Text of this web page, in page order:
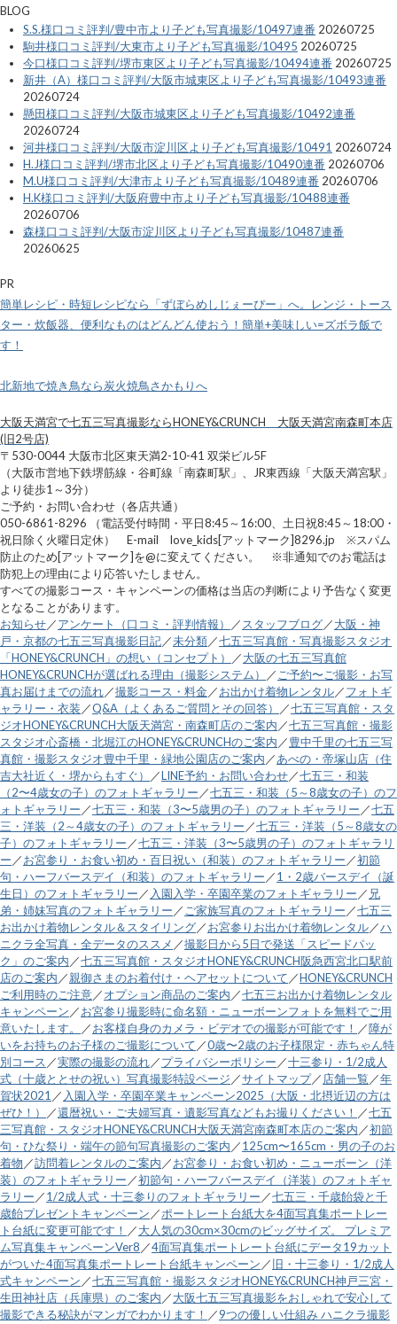
BLOG
S.S.様口コミ評判/豊中市より子ども写真撮影/10497連番 20260725
駒井様口コミ評判/大東市より子ども写真撮影/10495 20260725
今口様口コミ評判/堺市東区より子ども写真撮影/10494連番 20260725
新井（A）様口コミ評判/大阪市城東区より子ども写真撮影/10493連番
20260724
懸田様口コミ評判/大阪市城東区より子ども写真撮影/10492連番
20260724
河井様口コミ評判/大阪市淀川区より子ども写真撮影/10491 20260724
H.J様口コミ評判/堺市北区より子ども写真撮影/10490連番 20260706
M.U様口コミ評判/大津市より子ども写真撮影/10489連番 20260706
H.K様口コミ評判/大阪府豊中市より子ども写真撮影/10488連番
20260706
森様口コミ評判/大阪市淀川区より子ども写真撮影/10487連番
20260625
PR
簡単レシピ・時短レシピなら「ずぼらめしじぇーぴー」へ。レンジ・トース
ター・炊飯器、便利なものはどんどん使おう！簡単+美味しい=ズボラ飯で
す！
北新地で焼き鳥なら炭火焼鳥さかもりへ
大阪天満宮で七五三写真撮影ならHONEY&CRUNCH 大阪天満宮南森町本店
(旧2号店)
〒530-0044 大阪市北区東天満2-10-41 双栄ビル5F
（大阪市営地下鉄堺筋線・谷町線「南森町駅」、JR東西線「大阪天満宮駅」
より徒歩1～3分）
ご予約・お問い合わせ（各店共通）
050-6861-8296 （電話受付時間・平日8:45～16:00、土日祝8:45～18:00・
祝日除く火曜日定休） E-mail love_kids[アットマーク]8296.jp ※スパム
防止のため[アットマーク]を@に変えてください。 ※非通知でのお電話は
防犯上の理由により応答いたしません。
すべての撮影コース・キャンペーンの価格は当店の判断により予告なく変更
となることがあります。
お知らせ／アンケート（口コミ・評判情報） ／ スタッフブログ／大阪・神
戸・京都の七五三写真撮影日記／未分類／七五三写真館・写真撮影スタジオ
「HONEY&CRUNCH」の想い（コンセプト）
／大阪の七五三写真館
HONEY&CRUNCHが選ばれる理由（撮影システム）
／ ご予約〜ご撮影・お写
真お届けまでの流れ／撮影コース・料金／お出かけ着物レンタル／フォトギ
ャラリー・衣装 ／Q&A（よくあるご質問とその回答） ／七五三写真館・スタ
ジオHONEY&CRUNCH大阪天満宮・南森町店のご案内 ／七五三写真館・撮影
スタジオ心斎橋・北堀江のHONEY&CRUNCHのご案内 ／豊中千里の七五三写
真館・撮影スタジオ豊中千里・緑地公園店のご案内 ／あべの・帝塚山店（住
吉大社近く・堺からもすぐ）
／LINE予約・お問い合わせ／七五三・和装
（2〜4歳女の子）のフォトギャラリー ／七五三・和装（5～8歳女の子）のフ
ォトギャラリー ／七五三・和装（3〜5歳男の子）のフォトギャラリー ／七五
三・洋装（2～4歳女の子）のフォトギャラリー ／七五三・洋装（5～8歳女の
子）のフォトギャラリー ／七五三・洋装（3〜5歳男の子）のフォトギャラリ
ー ／お宮参り・お食い初め・百日祝い（和装）のフォトギャラリー ／初節
句・ハーフバースデイ（和装）のフォトギャラリー ／1・2歳バースデイ（誕
生日）のフォトギャラリー ／ 入園入学・卒園卒業のフォトギャラリー ／ 兄
弟・姉妹写真のフォトギャラリー ／ ご家族写真のフォトギャラリー ／七五三
お出かけ着物レンタル＆スタイリング／お宮参りお出かけ着物レンタル／ハ
ニクラ全写真・全データのススメ ／撮影日から5日で発送「スピードパッ
ク」のご案内 ／七五三写真館・スタジオHONEY&CRUNCH阪急西宮北口駅前
店のご案内 ／親御さまのお着付け・ヘアセットについて ／HONEY&CRUNCH
ご利用時のご注意／オプション商品のご案内 ／七五三お出かけ着物レンタル
キャンペーン ／お宮参り撮影時に命名額・ニューボーンフォトを無料でご用
意いたします。
／お客様自身のカメラ・ビデオでの撮影が可能です！ ／障が
いをお持ちのお子様のご撮影について ／0歳〜2歳のお子様限定・赤ちゃん特
別コース ／実際の撮影の流れ／プライバシーポリシー ／十三参り・1/2成人
式（十歳ととせの祝い）写真撮影特設ページ ／サイトマップ／ 店舗一覧 ／年
賀状2021 ／ 入園入学・卒園卒業キャンペーン2025（大阪・北摂近辺の方は
ぜひ！）
／還暦祝い・ご夫婦写真・遺影写真などもお撮りください！ ／七五
三写真館・スタジオHONEY&CRUNCH大阪天満宮南森町本店のご案内 ／初節
句・ひな祭り・端午の節句写真撮影のご案内 ／125cm〜165cm・男の子のお
着物 ／訪問着レンタルのご案内 ／お宮参り・お食い初め・ニューボーン（洋
装）のフォトギャラリー ／初節句・ハーフバースデイ（洋装）のフォトギャ
ラリー ／1/2成人式・十三参りのフォトギャラリー ／七五三・千歳飴袋と千
歳飴プレゼントキャンペーン ／ポートレート台紙大を4面写真集ポートレー
ト台紙に変更可能です！ ／大人気の30cm×30cmのビッグサイズ。 プレミア
ム写真集キャンペーンVer8 ／4面写真集ポートレート台紙にデータ19カット
がついた4面写真集ポートレート台紙キャンペーン ／旧・十三参り・1/2成人
式キャンペーン ／七五三写真館・撮影スタジオHONEY&CRUNCH神戸三宮・
生田神社店（兵庫県）のご案内 ／大阪七五三写真撮影をおしゃれで安心して
撮影できる秘訣がマンガでわかります！ ／9つの優しい仕組み ハニクラ撮影